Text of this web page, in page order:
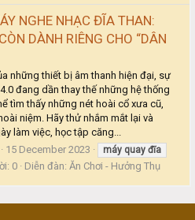
NGHE NHẠC ĐĨA THAN:
DÀNH RIÊNG CHO “DÂN
những thiết bị âm thanh hiện đại, sự
đang dần thay thế những hệ thống
tìm thấy những nét hoài cổ xưa cũ,
niệm. Hãy thử nhắm mắt lại và
làm việc, học tập căng...
15 December 2023 máy quay đĩa
0 Diễn đàn: Ăn Chơi - Hưởng Thụ